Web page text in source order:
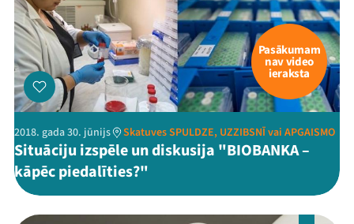
Pasākumam
nav video
ieraksta
2018. gada 30. jūnijs Skatuves SPULDZE, UZZIBSNĪ vai APGAISMO
Situāciju izspēle un diskusija "BIOBANKA –
kāpēc piedalīties?"